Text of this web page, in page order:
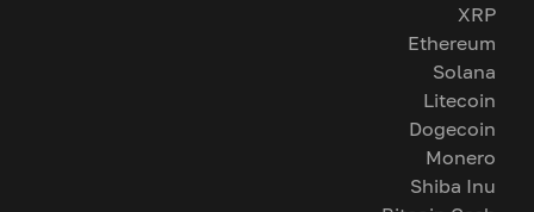
XRP
Ethereum
Solana
Litecoin
Dogecoin
Monero
Shiba Inu